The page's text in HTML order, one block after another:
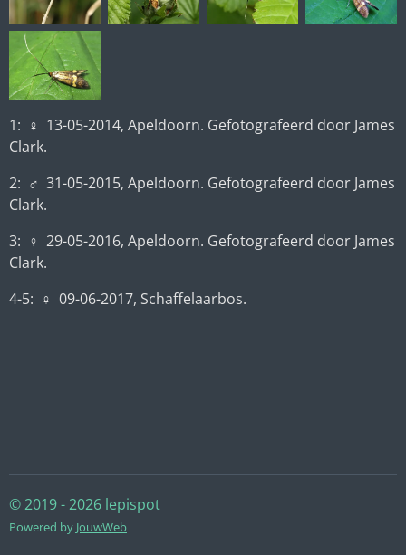
1: ♀ 13-05-2014, Apeldoorn. Gefotografeerd door James
Clark.
2: ♂ 31-05-2015, Apeldoorn. Gefotografeerd door James
Clark.
3: ♀ 29-05-2016, Apeldoorn. Gefotografeerd door James
Clark.
4-5: ♀ 09-06-2017, Schaffelaarbos.
© 2019 - 2026 lepispot
Powered by JouwWeb